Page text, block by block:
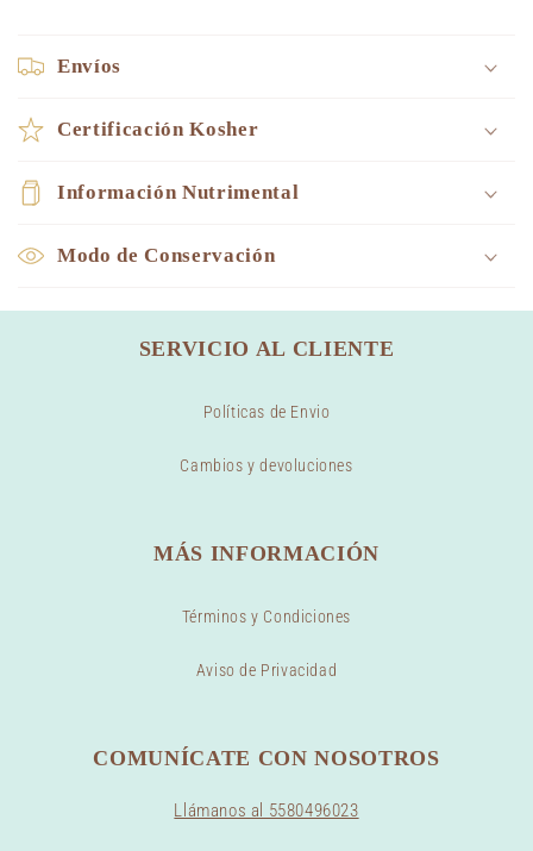
Envíos
Certificación Kosher
Información Nutrimental
Modo de Conservación
SERVICIO AL CLIENTE
Políticas de Envio
Cambios y devoluciones
MÁS INFORMACIÓN
Términos y Condiciones
Aviso de Privacidad
COMUNÍCATE CON NOSOTROS
Llámanos al 5580496023